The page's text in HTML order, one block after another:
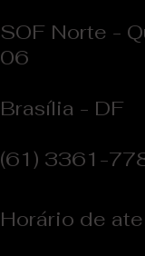
SOF Norte -
06
Brasília - DF
(61) 3361-
Horário de